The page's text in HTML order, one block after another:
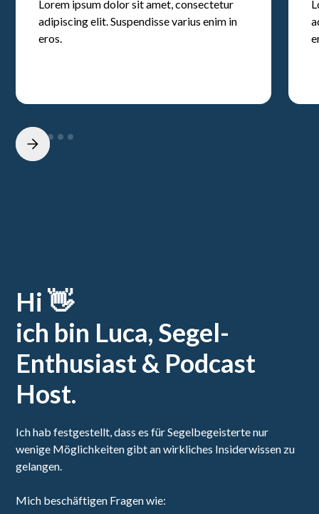
Lorem ipsum dolor sit amet, consectetur
adipiscing elit. Suspendisse varius enim in
eros.
Hi 👋
ich bin Luca, Segel-
Enthusiast & Podcast
Host.
Ich hab festgestellt, dass es für Segelbegeisterte nur
wenige Möglichkeiten gibt an wirkliches Insiderwissen zu
gelangen.
Mich beschäftigen Fragen wie: